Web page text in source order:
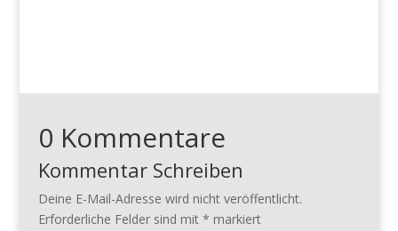
0 Kommentare
Kommentar Schreiben
Deine E-Mail-Adresse wird nicht veröffentlicht.
Erforderliche Felder sind mit * markiert